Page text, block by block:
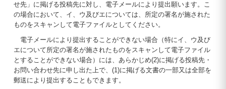
せ先」に掲げる投稿先に対し、電子メールにより提出願います。こ
の場合において、イ、ウ及びエについては、所定の署名が施された
ものをスキャンして電子ファイルとしてください。
電子メールにより提出することができない場合（特にイ、ウ及び
エについて所定の署名が施されたものをスキャンして電子ファイル
とすることができない場合）には、あらかじめ(2)に掲げる投稿先・
お問い合わせ先に申し出た上で、(1)に掲げる文書の一部又は全部を
郵送により提出することもできます。